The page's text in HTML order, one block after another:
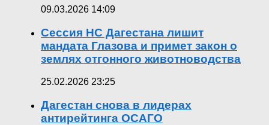
09.03.2026 14:09
Сессия НС Дагестана лишит
мандата Глазова и примет закон о
землях отгонного животноводства
25.02.2026 23:25
Дагестан снова в лидерах
антирейтинга ОСАГО